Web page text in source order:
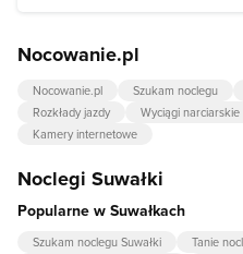
Nocowanie.pl
Nocowanie.pl Szukam noclegu
Rozkłady jazdy
Wyciągi narciarskie
Kamery internetowe
Noclegi Suwałki
Popularne w Suwałkach
Szukam noclegu Suwałki
Tanie